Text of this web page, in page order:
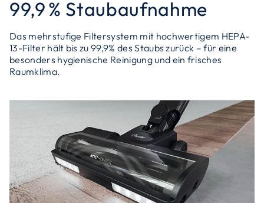
99,9 % Staubaufnahme
Das mehrstufige Filtersystem mit hochwertigem HEPA-
13-Filter hält bis zu 99,9% des Staubs zurück – für eine
besonders hygienische Reinigung und ein frisches
Raumklima.